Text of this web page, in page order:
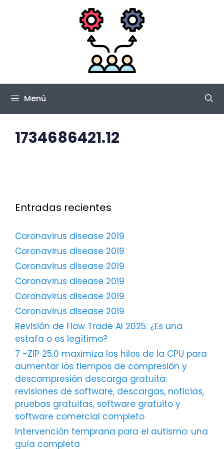
Menú
1734686421.12
Entradas recientes
Coronavirus disease 2019
Coronavirus disease 2019
Coronavirus disease 2019
Coronavirus disease 2019
Coronavirus disease 2019
Coronavirus disease 2019
Revisión de Flow Trade AI 2025: ¿Es una
estafa o es legítimo?
7 -ZIP 25.0 maximiza los hilos de la CPU para
aumentar los tiempos de compresión y
descompresión descarga gratuita:
revisiones de software, descargas, noticias,
pruebas gratuitas, software gratuito y
software comercial completo
Intervención temprana para el autismo: una
guía completa